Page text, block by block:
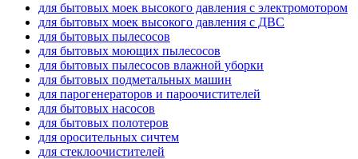
для бытовых моек высокого давления с электромотором
для бытовых моек высокого давления с ДВС
для бытовых пылесосов
для бытовых моющих пылесосов
для бытовых пылесосов влажной уборки
для бытовых подметальных машин
для парогенераторов и пароочистителей
для бытовых насосов
для бытовых полотеров
для оросительных сичтем
для стеклоочистителей